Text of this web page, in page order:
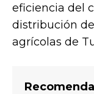
eficiencia del
distribución
agrícolas de